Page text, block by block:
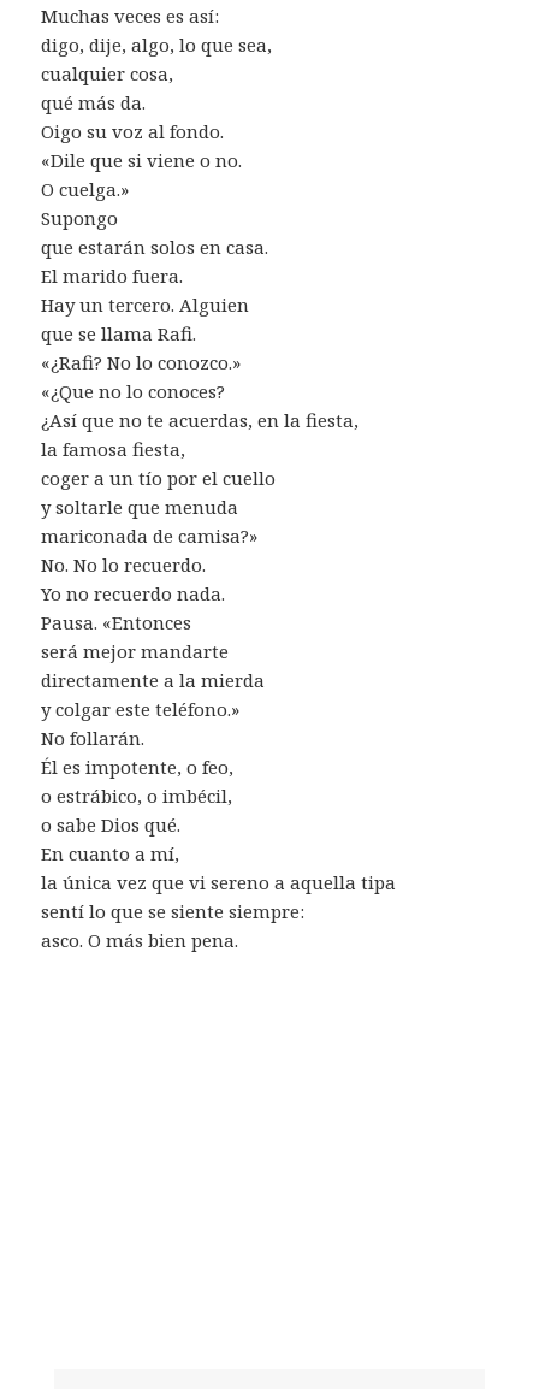
Muchas veces es así:
digo, dije, algo, lo que sea,
cualquier cosa,
qué más da.
Oigo su voz al fondo.
«Dile que si viene o no.
O cuelga.»
Supongo
que estarán solos en casa.
El marido fuera.
Hay un tercero. Alguien
que se llama Rafi.
«¿Rafi? No lo conozco.»
«¿Que no lo conoces?
¿Así que no te acuerdas, en la fiesta,
la famosa fiesta,
coger a un tío por el cuello
y soltarle que menuda
mariconada de camisa?»
No. No lo recuerdo.
Yo no recuerdo nada.
Pausa. «Entonces
será mejor mandarte
directamente a la mierda
y colgar este teléfono.»
No follarán.
Él es impotente, o feo,
o estrábico, o imbécil,
o sabe Dios qué.
En cuanto a mí,
la única vez que vi sereno a aquella tipa
sentí lo que se siente siempre:
asco. O más bien pena.